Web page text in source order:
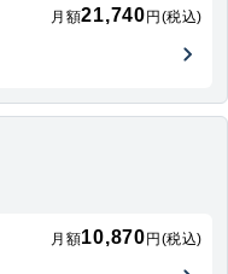
月額21,740 円(税込)
月額10,870 円(税込)